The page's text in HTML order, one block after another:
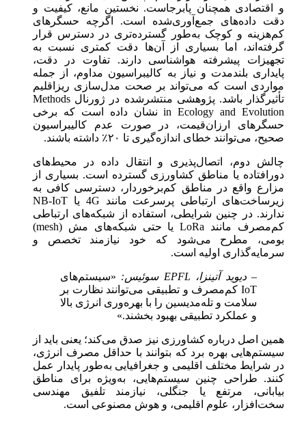
و اقتصادی همچنان پابرجاست. نخستین مانع، کیفیت و
دقت داده‌های جمع‌آوری‌شده است. اگرچه حسگرهای
کم‌هزینه و کوچک به‌طور گسترده‌تری در دسترس قرار
گرفته‌اند، اما بسیاری از آن‌ها دقت کمتری نسبت به
تجهیزات پیشرفته هواشناسی دارند. تفاوت در دقت،
پایداری بلندمدت و نیاز به کالیبراسیون مداوم، از جمله
مواردی است که می‌تواند بر صحت مدل‌سازی ریزاقلیم
تأثیرگذار باشد. پژوهشی منتشرشده در ژورنال Methods
in Ecology and Evolution نشان داده است که برخی
حسگرهای ارزان‌قیمت، در صورت عدم کالیبراسیون
صحیح، می‌توانند خطای اندازه‌گیری تا ۲۰٪ داشته باشند.
چالش دوم، اتصال‌پذیری و انتقال داده در محیط‌های
دورافتاده یا مناطق کشاورزی گسترده است. بسیاری از
مزارع واقع در مناطق کم‌برخوردار، دسترسی کافی به
زیرساخت‌های ارتباطی پرسرعت مانند 4G یا NB-IoT
ندارند. در چنین شرایطی، استفاده از شبکه‌های ارتباطی
کم‌مصرف مانند LoRa یا حتی شبکه‌های مش (mesh)
بومی، مطرح می‌شود که خود نیازمند تخصص و
سرمایه‌گذاری اولیه است.
– دیوید آتینزا، EPFL سوئیس:
«سیستم‌های
IoT کم‌مصرف و تطبیقی می‌توانند نظارت بر
سلامت و تله‌مدیسین را با بهره‌وری انرژی بالا
و عملکرد تطبیقی بهبود بخشند.»
همین اصل درباره کشاورزی نیز صدق می‌کند؛ یعنی باید از
سیستم‌هایی بهره برد که بتوانند با حداقل مصرف انرژی،
در شرایط مختلف اقلیمی و جغرافیایی به‌طور پایدار عمل
کنند. طراحی چنین سیستم‌هایی، به‌ویژه برای مناطق
بیابانی، مرتفع یا جنگلی، نیازمند تلفیق مهندسی
سخت‌افزار، علوم اقلیمی، و هوش مصنوعی است.